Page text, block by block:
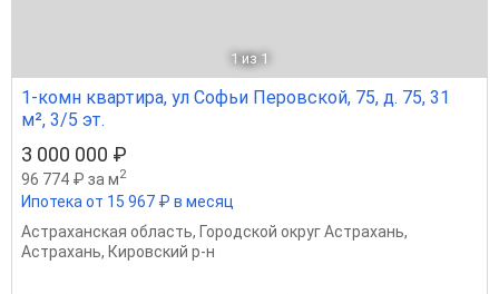
1 из 1
1-комн квартира, ул Софьи Перовской, 75, д. 75, 31
м², 3/5 эт.
3 000 000 ₽
96 774 ₽ за м2
Ипотека от 15 967 ₽ в месяц
Астраханская область, Городской округ Астрахань,
Астрахань, Кировский р-н